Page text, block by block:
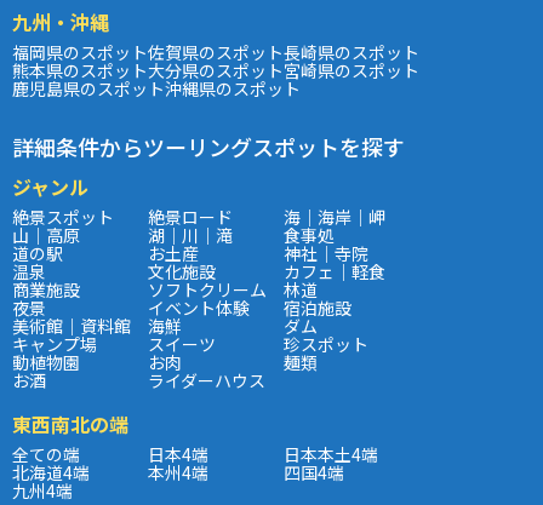
九州・沖縄
福岡県のスポット佐賀県のスポット長崎県のスポット
熊本県のスポット大分県のスポット宮崎県のスポット
鹿児島県のスポット沖縄県のスポット
詳細条件からツーリングスポットを探す
ジャンル
絶景スポット 絶景ロード 海｜海岸｜岬
山｜高原 湖｜川｜滝 食事処
道の駅 お土産 神社｜寺院
温泉 文化施設 カフェ｜軽食
商業施設 ソフトクリーム 林道
夜景 イベント体験 宿泊施設
美術館｜資料館 海鮮 ダム
キャンプ場 スイーツ 珍スポット
動植物園 お肉 麺類
お酒 ライダーハウス
東西南北の端
全ての端 日本4端 日本本土4端
北海道4端 本州4端 四国4端
九州4端